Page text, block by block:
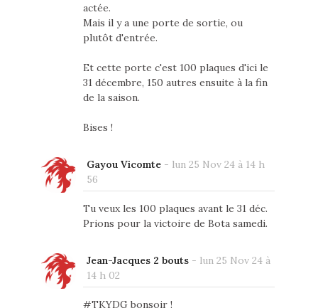
actée.
Mais il y a une porte de sortie, ou
plutôt d'entrée.
Et cette porte c'est 100 plaques d'ici le
31 décembre, 150 autres ensuite à la fin
de la saison.
Bises !
Gayou Vicomte- lun 25 Nov 24 à 14 h
56
Tu veux les 100 plaques avant le 31 déc.
Prions pour la victoire de Bota samedi.
Jean-Jacques 2 bouts- lun 25 Nov 24 à
14 h 02
#TKYDG bonsoir !